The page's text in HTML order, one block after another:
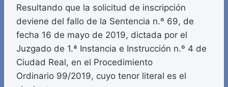
Resultando que la solicitud de inscripción
deviene del fallo de la Sentencia n.º 69, de
fecha 16 de mayo de 2019, dictada por el
Juzgado de 1.ª Instancia e Instrucción n.º 4 de
Ciudad Real, en el Procedimiento
Ordinario 99/2019, cuyo tenor literal es el